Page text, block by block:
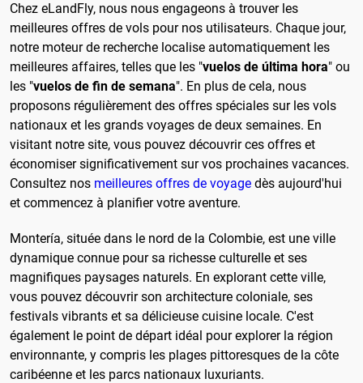
Chez eLandFly, nous nous engageons à trouver les
meilleures offres de vols pour nos utilisateurs. Chaque jour,
notre moteur de recherche localise automatiquement les
meilleures affaires, telles que les "vuelos de última hora" ou
les "vuelos de fin de semana". En plus de cela, nous
proposons régulièrement des offres spéciales sur les vols
nationaux et les grands voyages de deux semaines. En
visitant notre site, vous pouvez découvrir ces offres et
économiser significativement sur vos prochaines vacances.
Consultez nos meilleures offres de voyage dès aujourd'hui
et commencez à planifier votre aventure.
Montería, située dans le nord de la Colombie, est une ville
dynamique connue pour sa richesse culturelle et ses
magnifiques paysages naturels. En explorant cette ville,
vous pouvez découvrir son architecture coloniale, ses
festivals vibrants et sa délicieuse cuisine locale. C'est
également le point de départ idéal pour explorer la région
environnante, y compris les plages pittoresques de la côte
caribéenne et les parcs nationaux luxuriants.